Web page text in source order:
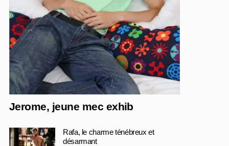
Jerome, jeune mec exhib
Rafa, le charme ténébreux et
désarmant